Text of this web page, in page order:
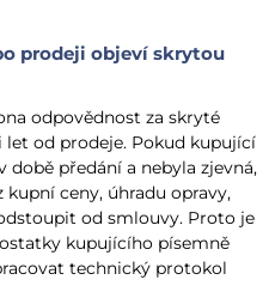
prodeji objeví skrytou
odpovědnost za skryté
od prodeje. Pokud kupující
době předání a nebyla zjevná,
kupní ceny, úhradu opravy,
od smlouvy. Proto je
kupujícího písemně
technický protokol